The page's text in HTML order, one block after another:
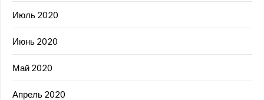
Июль 2020
Июнь 2020
Май 2020
Апрель 2020